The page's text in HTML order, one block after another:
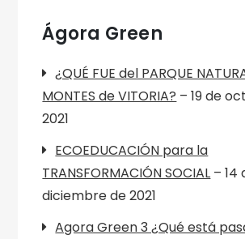
Ágora Green
¿QUÉ FUE del PARQUE
MONTES de VITORIA? – 19 de
2021
ECOEDUCACIÓN para la
TRANSFORMACIÓN SOCIAL – 14
diciembre de 2021
Agora Green 3 ¿Qué está